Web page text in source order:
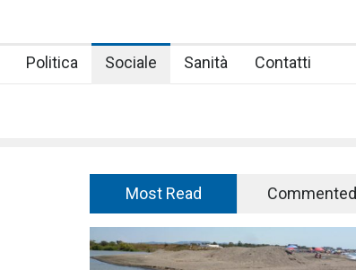
Politica Sociale Sanità Contatti
Most Read Commented